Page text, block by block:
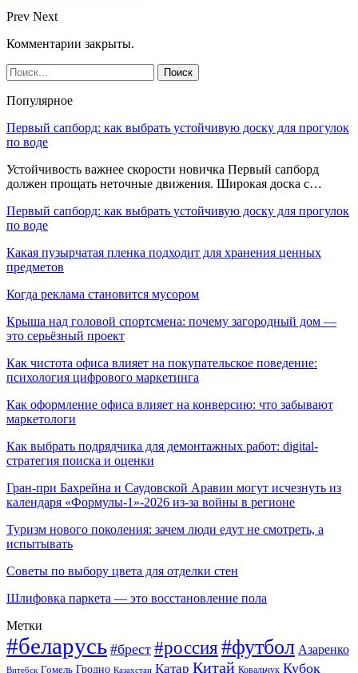
Prev Next
Комментарии закрыты.
Популярное
Первый сапборд: как выбрать устойчивую доску для прогулок
по воде
Устойчивость важнее скорости новичка Первый сапборд
должен прощать неточные движения. Широкая доска с…
Первый сапборд: как выбрать устойчивую доску для прогулок
по воде
Какая пузырчатая пленка подходит для хранения ценных
предметов
Когда реклама становится мусором
Крыша над головой спортсмена: почему загородный дом —
это серьёзный проект
Как чистота офиса влияет на покупательское поведение:
психология цифрового маркетинга
Как оформление офиса влияет на конверсию: что забывают
маркетологи
Как выбрать подрядчика для демонтажных работ: digital-
стратегия поиска и оценки
Гран-при Бахрейна и Саудовской Аравии могут исчезнуть из
календаря «Формулы-1»-2026 из-за войны в регионе
Туризм нового поколения: зачем люди едут не смотреть, а
испытывать
Советы по выбору цвета для отделки стен
Шлифовка паркета — это восстановление пола
Метки
#беларусь #брест #россия#футбол Азаренко
Витебск Гомель Гродно Казахстан Катар Китай Ковальчук Кубок